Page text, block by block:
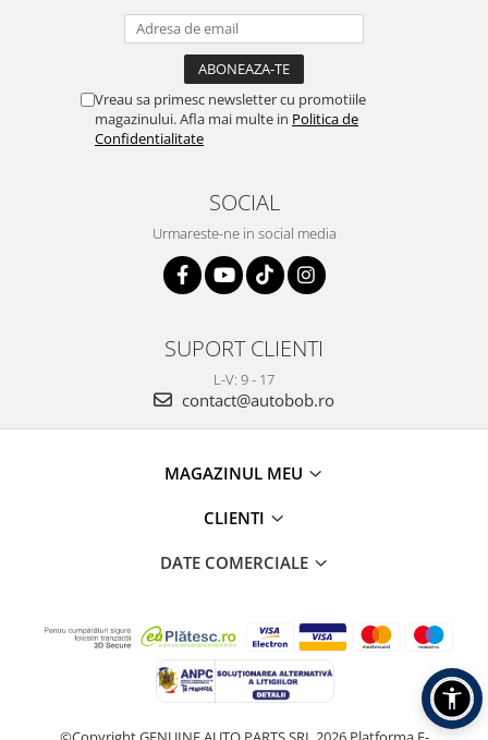
Vreau sa primesc newsletter cu promotiile
magazinului. Afla mai multe in Politica de
Confidentialitate
SOCIAL
Urmareste-ne in social media
SUPORT CLIENTI
L-V: 9 - 17
contact@autobob.ro
MAGAZINUL MEU
CLIENTI
DATE COMERCIALE